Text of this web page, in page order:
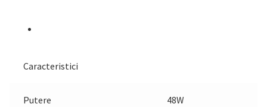
Caracteristici
Putere 48W